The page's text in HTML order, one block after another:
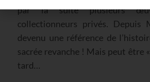
par la suite plusieurs
collectionneurs privés. Depuis
devenu une référence de
sacrée revanche ! Mais peut être
tard…